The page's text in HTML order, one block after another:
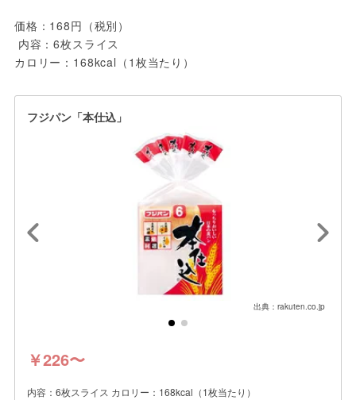
価格：168円（税別）
内容：6枚スライス
カロリー：168kcal（1枚当たり）
フジパン「本仕込」
出典：rakuten.co.jp
￥226〜
内容：6枚スライス カロリー：168kcal（1枚当たり）